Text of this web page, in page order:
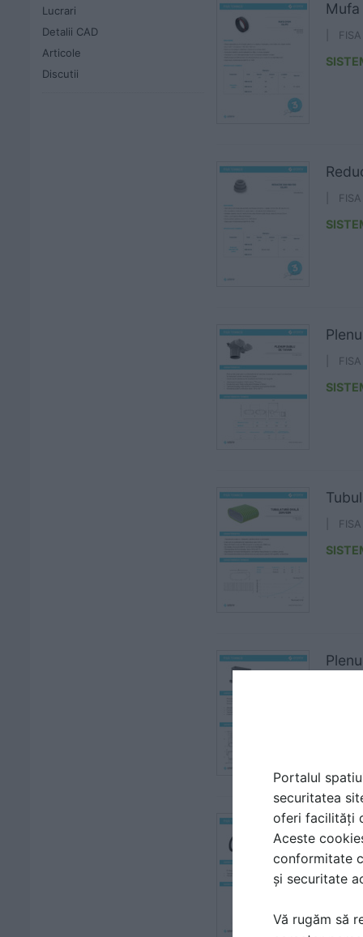
Lucrari
Detalii CAD
Articole
Discutii
|
|
|
|
O-
|
Portalul
securitatea
oferi facilități
Aceste
conformitate
și securitate
Vă rugăm să